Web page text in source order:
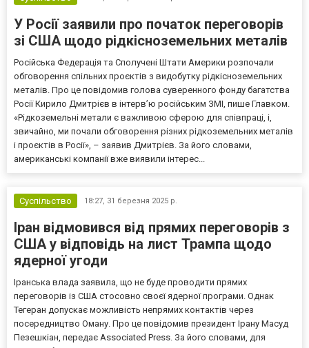
У Росії заявили про початок переговорів
зі США щодо рідкісноземельних металів
Російська Федерація та Сполучені Штати Америки розпочали
обговорення спільних проєктів з видобутку рідкісноземельних
металів. Про це повідомив голова суверенного фонду багатства
Росії Кирило Дмитрієв в інтерв’ю російським ЗМІ, пише Главком.
«Рідкоземельні метали є важливою сферою для співпраці, і,
звичайно, ми почали обговорення різних рідкоземельних металів
і проєктів в Росії», – заявив Дмитрієв. За його словами,
американські компанії вже виявили інтерес...
Суспільство 18:27, 31 березня 2025 р.
Іран відмовився від прямих переговорів з
США у відповідь на лист Трампа щодо
ядерної угоди
Іранська влада заявила, що не буде проводити прямих
переговорів із США стосовно своєї ядерної програми. Однак
Тегеран допускає можливість непрямих контактів через
посередництво Оману. Про це повідомив президент Ірану Масуд
Пезешкіан, передає Associated Press. За його словами, для